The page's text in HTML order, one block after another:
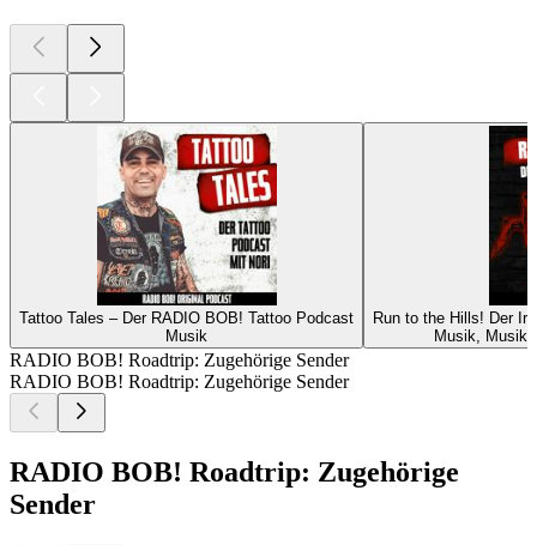
Tattoo Tales – Der RADIO BOB! Tattoo Podcast
Musik
Run to the Hills! Der
Musik,
RADIO BOB! Roadtrip: Zugehörige Sender
RADIO BOB! Roadtrip: Zugehörige Sender
RADIO BOB! Roadtrip: Zugehörige
Sender